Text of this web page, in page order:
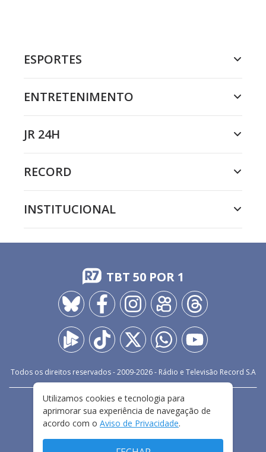
ESPORTES
ENTRETENIMENTO
JR 24H
RECORD
INSTITUCIONAL
TBT 50 POR 1
Todos os direitos reservados - 2009-2026- Rádio e Televisão Record S.A
FALE CONOSCO
PRIVACIDADE
TERMOS E CONDIÇÕES DE USO
Utilizamos cookies e tecnologia para
aprimorar sua experiência de navegação de
acordo com o Aviso de Privacidade.